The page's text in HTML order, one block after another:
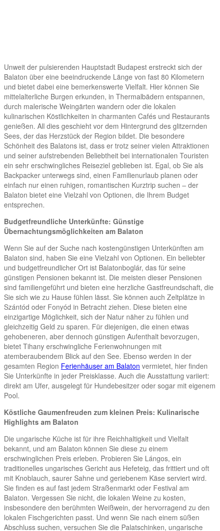
Unweit der pulsierenden Hauptstadt Budapest erstreckt sich der
Balaton über eine beeindruckende Länge von fast 80 Kilometern
und bietet dabei eine bemerkenswerte Vielfalt. Hier können Sie
mittelalterliche Burgen erkunden, in Thermalbädern entspannen,
durch malerische Weingärten wandern oder die lokalen
kulinarischen Köstlichkeiten in charmanten Cafés und Restaurants
genießen. All dies geschieht vor dem Hintergrund des glitzernden
Sees, der das Herzstück der Region bildet. Die besondere
Schönheit des Balatons ist, dass er trotz seiner vielen Attraktionen
und seiner aufstrebenden Beliebtheit bei internationalen Touristen
ein sehr erschwingliches Reiseziel geblieben ist. Egal, ob Sie als
Backpacker unterwegs sind, einen Familienurlaub planen oder
einfach nur einen ruhigen, romantischen Kurztrip suchen – der
Balaton bietet eine Vielzahl von Optionen, die Ihrem Budget
entsprechen.
Budgetfreundliche Unterkünfte: Günstige
Übernachtungsmöglichkeiten am Balaton
Wenn Sie auf der Suche nach kostengünstigen Unterkünften am
Balaton sind, haben Sie eine Vielzahl von Optionen. Ein beliebter
und budgetfreundlicher Ort ist Balatonboglár, das für seine
günstigen Pensionen bekannt ist. Die meisten dieser Pensionen
sind familiengeführt und bieten eine herzliche Gastfreundschaft, die
Sie sich wie zu Hause fühlen lässt. Sie können auch Zeltplätze in
Szántód oder Fonyód in Betracht ziehen. Diese bieten eine
einzigartige Möglichkeit, sich der Natur näher zu fühlen und
gleichzeitig Geld zu sparen. Für diejenigen, die einen etwas
gehobeneren, aber dennoch günstigen Aufenthalt bevorzugen,
bietet Tihany erschwingliche Ferienwohnungen mit
atemberaubendem Blick auf den See. Ebenso werden in der
gesamten Region Ferienhäuser am Balaton vermietet, hier finden
Sie Unterkünfte in jeder Preisklasse. Auch die Ausstattung variiert:
direkt am Ufer, ausgelegt für Hundebesitzer oder sogar mit eigenem
Pool.
Köstliche Gaumenfreuden zum kleinen Preis: Kulinarische
Highlights am Balaton
Die ungarische Küche ist für ihre Reichhaltigkeit und Vielfalt
bekannt, und am Balaton können Sie diese zu einem
erschwinglichen Preis erleben. Probieren Sie Lángos, ein
traditionelles ungarisches Gericht aus Hefeteig, das frittiert und oft
mit Knoblauch, saurer Sahne und geriebenem Käse serviert wird.
Sie finden es auf fast jedem Straßenmarkt oder Festival am
Balaton. Vergessen Sie nicht, die lokalen Weine zu kosten,
insbesondere den berühmten Weißwein, der hervorragend zu den
lokalen Fischgerichten passt. Und wenn Sie nach einem süßen
Abschluss suchen, versuchen Sie die Palatschinken, ungarische